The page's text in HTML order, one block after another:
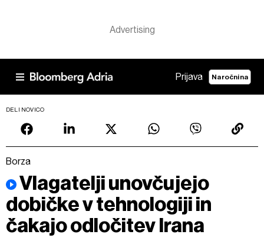
Prijava Naročnina
DELI NOVICO
Borza
Vlagatelji unovčujejo
dobičke v tehnologiji in
čakajo odločitev Irana